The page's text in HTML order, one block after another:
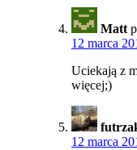
Matt
12 marca
Uciekają z
więcej;)
12 marca